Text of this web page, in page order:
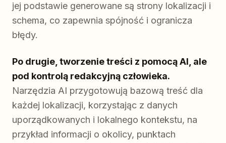
jej podstawie generowane są strony lokalizacji i
schema, co zapewnia spójność i ogranicza
błędy.
Po drugie, tworzenie treści z pomocą AI, ale
pod kontrolą redakcyjną człowieka.
Narzędzia AI przygotowują bazową treść dla
każdej lokalizacji, korzystając z danych
uporządkowanych i lokalnego kontekstu, na
przykład informacji o okolicy, punktach